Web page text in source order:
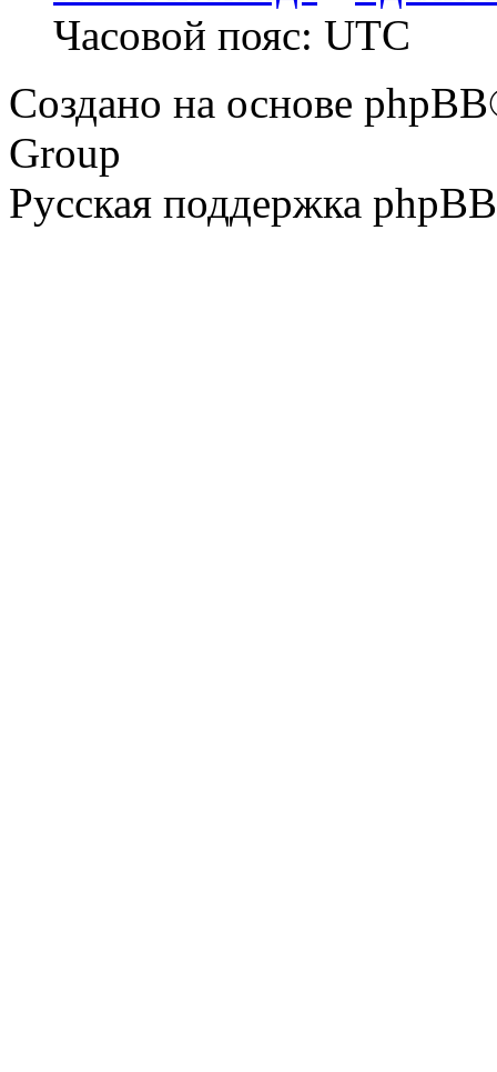
Часовой пояс: UTC
Создано на основе
Group
Русская поддержка phpBB